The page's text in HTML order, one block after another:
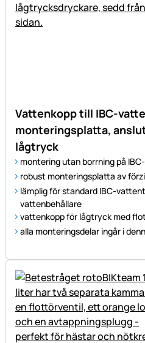
Vattenkopp till IBC-
monteringsplatta,
lågtryck
montering utan borrning på
robust monteringsplatta av
lämplig för standard IBC-
vattenbehållare
vattenkopp för lågtryck med
alla monteringsdelar ingår i